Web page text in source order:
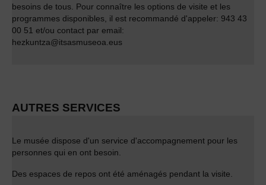
besoins de tous. Pour connaître les options de visite et les
programmes disponibles, il est recommandé d'appeler: 943 43
00 51 et/ou contact par email:
hezkuntza@itsasmuseoa.eus
AUTRES SERVICES
Le musée dispose d'un service d'accompagnement pour les
personnes qui en ont besoin.
Des espaces de repos ont été aménagés pendant la visite.